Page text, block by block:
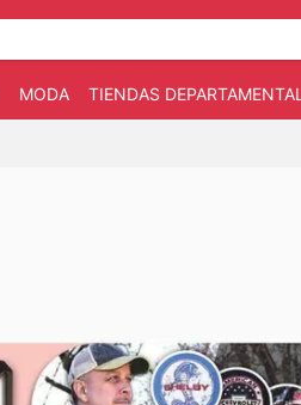
MODA TIENDAS